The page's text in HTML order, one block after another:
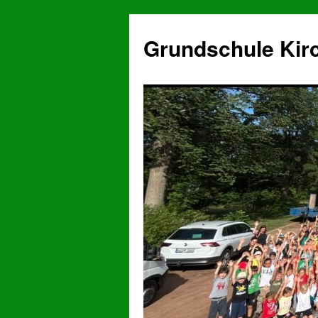
Grundschule